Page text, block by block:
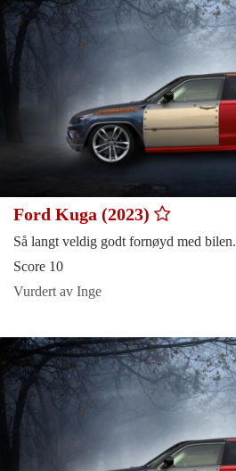
Ford Kuga (2023)
Så langt veldig godt fornøyd med bilen.
Score 10
Vurdert av Inge